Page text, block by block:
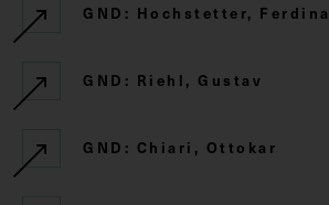
GND: Hochstetter,
GND: Riehl, Gustav
GND: Chiari, Ottokar